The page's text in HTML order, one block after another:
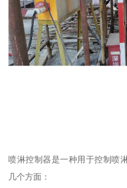
喷淋控制器是一种用于控制喷
几个方面：